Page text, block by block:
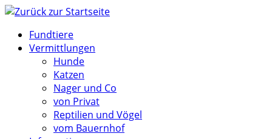
Zum
springenFundtiere
Vermittlungen
Hunde
Katzen
Nager und Co
von Privat
Reptilien und Vögel
vom Bauernhof